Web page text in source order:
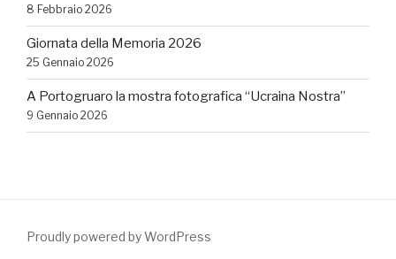
8 Febbraio 2026
Giornata della Memoria 2026
25 Gennaio 2026
A Portogruaro la mostra fotografica “Ucraina Nostra”
9 Gennaio 2026
Proudly powered by WordPress